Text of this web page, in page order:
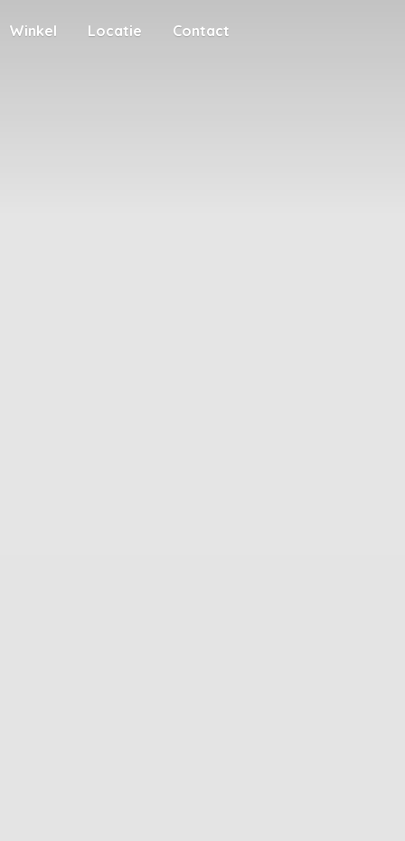
Winkel Locatie Contact